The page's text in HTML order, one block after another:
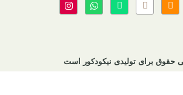
حقوق برای تولیدی نیکودکور است